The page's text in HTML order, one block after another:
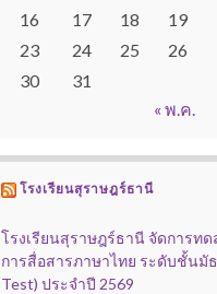
16
17 18 19
23
24 25 26
30
31
« พ.ค.
โรงเรียนสุราษฎร์ธานี
โรงเรียนสุราษฎร์ธานี จัดการท
การสื่อสารภาษาไทย ระดับชั้นมั
Test) ประจำปี 2569